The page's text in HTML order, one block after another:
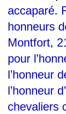
accaparé.
honneurs
Montfort,
pour
l’honneur
l’honneur
chevaliers